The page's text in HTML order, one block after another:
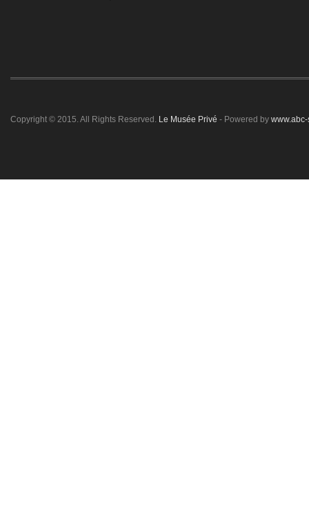
Copyright © 2015. All Rights Reserved. Le Musée Privé - Powered by